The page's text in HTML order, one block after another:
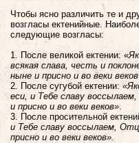
Чтобы ясно различить те и
возгласы ектенийные.
следующие возгласы:
1. После великой ектении: «
всякая слава, честь и
ныне и присно и во веки веков
2. После сугубой ектении:
еси, и Тебе славу
и присно и во веки веков».
3. После просительной
и Тебе славу воссылаем,
присно и во веки веков».